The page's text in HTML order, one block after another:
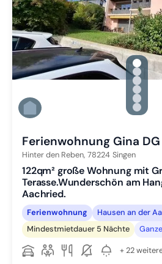
Zu
Zu
Zu
Zu
Zu
Zu
Ferienwohnung Gina DG
Hinter den Reben, 78224 Singen
122qm² große Wohnung mit
Terasse.Wunderschön am
Aachried.
Ferienwohnung
Hausen an der
Mindestmietdauer 5 Nächte
+ 22